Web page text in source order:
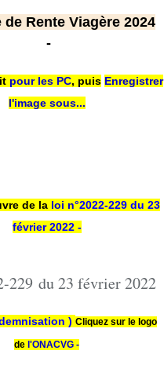
de Rente Viagère 2024
-
pour les PC, puis Enregistrer
l'image sous...
de la loi n°2022-229 du 23
février 2022 -
229 du 23 février 2022
) Cliquez sur le logo
de l'ONACVG -